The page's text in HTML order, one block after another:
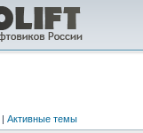
| Активные темы